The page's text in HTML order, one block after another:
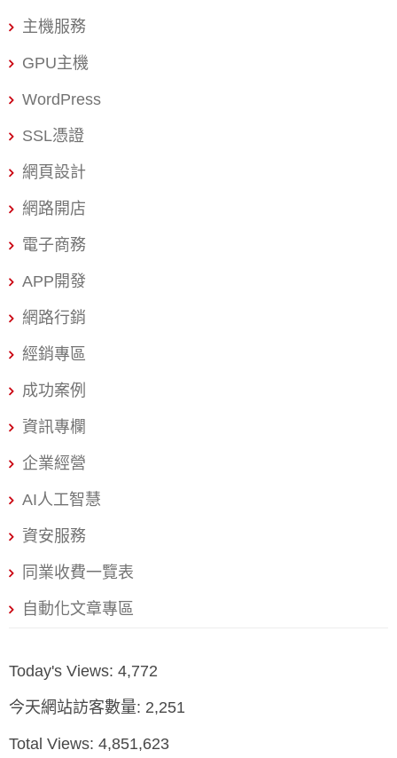
業資料的最後一道防線。一旦網站被駭或資料遺失，輕則
策。 為什麼選擇正確的 WordPress 主機至關重要？ 許多
企業主認為主機只是存放網站資料的空間，隨便選一個便
接關乎您的營收。 想像一下，當您的潛在客戶點擊廣告進
入網站，卻因為主機反應遲緩而等待超過3秒，他們有極高
核心指標，一個緩慢的網站，不僅流失客戶，更會被搜尋
引擎降權。此外，主機的穩定性與安全性，更是企業的生
則導致業務停擺。因此，選擇一個專為台灣市場優化、提
供即時支援的台灣 WordPress 主機，是您數位戰略的基
前，您必須先了解：主機服務商不只是賣您一個空間，他
們賣的是穩定性、速度、與危機處理能力。特別是對於以
決定您網站成敗的關鍵。 戰國策WordPress主機深度解
析：在地化服務與完整生態系的絕對優勢 戰國策集團，這
戰經驗，服務超過3萬家企業客戶，戰國策早已超越單純的
主機商角色，成為一個提供網路行銷一站式解決方案的生
態系統。 1. 性能表現與台灣在地化優勢 對於台灣用戶而
言，網站速度的瓶頸往往不在於主機規格，而在於地理位
置與網路連線品質。戰國策的主機架設在
主機服務
GPU主機
WordPress
SSL憑證
網頁設計
網路開店
電子商務
APP開發
網路行銷
經銷專區
成功案例
資訊專欄
企業經營
AI人工智慧
資安服務
同業收費一覽表
自動化文章專區
Today's Views: 4,772
今天網站訪客數量: 2,251
Total Views: 4,851,623